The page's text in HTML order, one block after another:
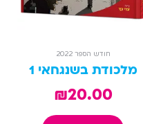
חודש הספר 2022
מלכודת בשנגחאי 1
₪20.00